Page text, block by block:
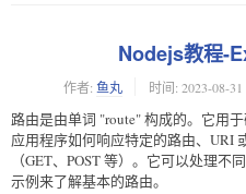
Nodejs教程-
作者: 鱼丸 时间: 2023-08-31
路由是由单词 "route" 构成的。它用
应用程序如何响应特定的路由、URI
（GET、POST 等）。它可以处理
示例来了解基本的路由。